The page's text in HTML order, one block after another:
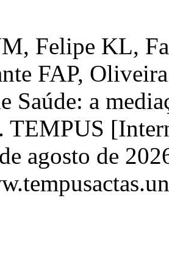
Felipe KL,
FAP,
Saúde: a
TEMPUS
agosto de